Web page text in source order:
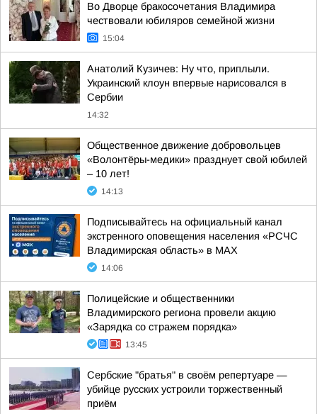
Во Дворце бракосочетания Владимира
чествовали юбиляров семейной жизни
15:04
Анатолий Кузичев: Ну что, приплыли.
Украинский клоун впервые нарисовался в
Сербии
14:32
Общественное движение добровольцев
«Волонтёры-медики» празднует свой юбилей
– 10 лет!
14:13
Подписывайтесь на официальный канал
экстренного оповещения населения «РСЧС
Владимирская область» в МАХ
14:06
Полицейские и общественники
Владимирского региона провели акцию
«Зарядка со стражем порядка»
13:45
Сербские "братья" в своём репертуаре —
убийце русских устроили торжественный
приём